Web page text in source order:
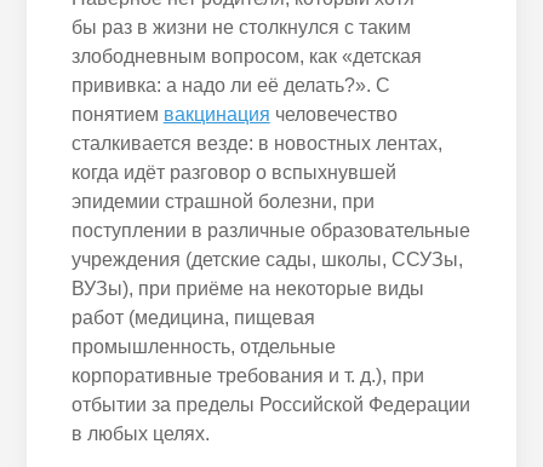
бы раз в жизни не столкнулся с таким
злободневным вопросом, как «детская
прививка: а надо ли её делать?». С
понятием вакцинация человечество
сталкивается везде: в новостных лентах,
когда идёт разговор о вспыхнувшей
эпидемии страшной болезни, при
поступлении в различные образовательные
учреждения (детские сады, школы, ССУЗы,
ВУЗы), при приёме на некоторые виды
работ (медицина, пищевая
промышленность, отдельные
корпоративные требования и т. д.), при
отбытии за пределы Российской Федерации
в любых целях.